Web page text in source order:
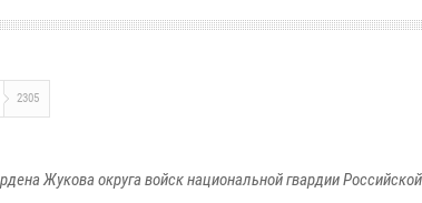
2305
Жукова округа войск национальной гвардии